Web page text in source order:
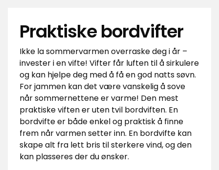
Praktiske bordvifter
Ikke la sommervarmen overraske deg i år –
invester i en vifte! Vifter får luften til å sirkulere
og kan hjelpe deg med å få en god natts søvn.
For jammen kan det være vanskelig å sove
når sommernettene er varme! Den mest
praktiske viften er uten tvil bordviften. En
bordvifte er både enkel og praktisk å finne
frem når varmen setter inn. En bordvifte kan
skape alt fra lett bris til sterkere vind, og den
kan plasseres der du ønsker.